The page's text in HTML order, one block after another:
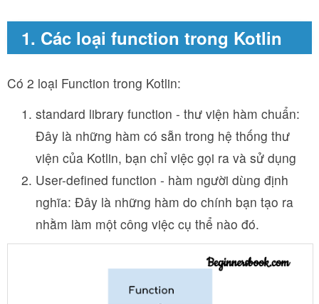
1. Các loại function trong Kotlin
Có 2 loại Function trong Kotlin:
standard library function - thư viện hàm chuẩn:
Đây là những hàm có sẵn trong hệ thống thư
viện của Kotlin, bạn chỉ việc gọi ra và sử dụng
User-defined function - hàm người dùng định
nghĩa: Đây là những hàm do chính bạn tạo ra
nhằm làm một công việc cụ thể nào đó.